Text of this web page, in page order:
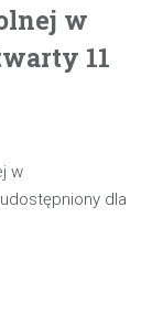
w
11
w
dla